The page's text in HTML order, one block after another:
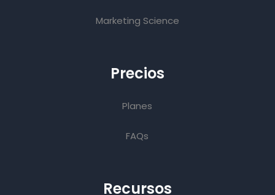
Marketing Science
Precios
Planes
FAQs
Recursos